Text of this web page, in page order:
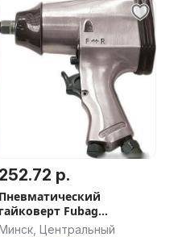
252.72 р.
Пневматический
гайковерт Fubag
312 100102
Центральный